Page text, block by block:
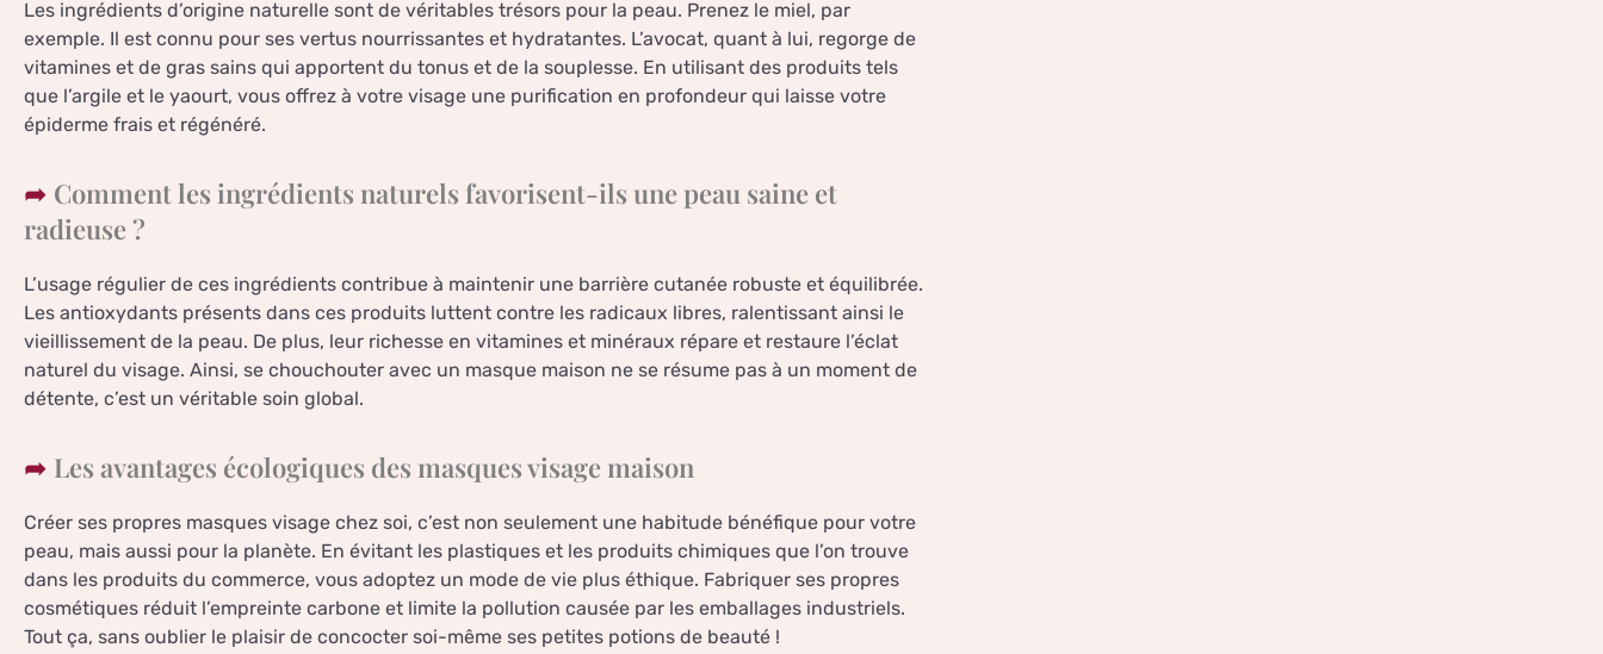
Les ingrédients d’origine naturelle sont de véritables trésors pour la peau. Prenez le miel, par
exemple. Il est connu pour ses vertus nourrissantes et hydratantes. L’avocat, quant à lui, regorge de
vitamines et de gras sains qui apportent du tonus et de la souplesse. En utilisant des produits tels
que l’argile et le yaourt, vous offrez à votre visage une purification en profondeur qui laisse votre
épiderme frais et régénéré.
Comment les ingrédients naturels favorisent-ils une peau saine et
radieuse ?
L’usage régulier de ces ingrédients contribue à maintenir une barrière cutanée robuste et équilibrée.
Les antioxydants présents dans ces produits luttent contre les radicaux libres, ralentissant ainsi le
vieillissement de la peau. De plus, leur richesse en vitamines et minéraux répare et restaure l’éclat
naturel du visage. Ainsi, se chouchouter avec un masque maison ne se résume pas à un moment de
détente, c’est un véritable soin global.
Les avantages écologiques des masques visage maison
Créer ses propres masques visage chez soi, c’est non seulement une habitude bénéfique pour votre
peau, mais aussi pour la planète. En évitant les plastiques et les produits chimiques que l’on trouve
dans les produits du commerce, vous adoptez un mode de vie plus éthique. Fabriquer ses propres
cosmétiques réduit l’empreinte carbone et limite la pollution causée par les emballages industriels.
Tout ça, sans oublier le plaisir de concocter soi-même ses petites potions de beauté !